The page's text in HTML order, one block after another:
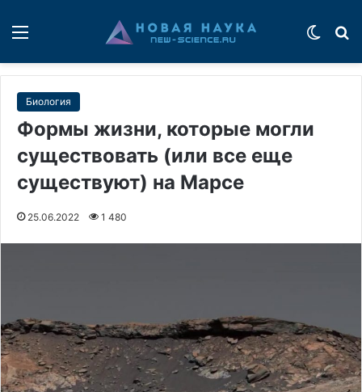
Биология
Формы жизни, которые могли
существовать (или все еще
существуют) на Марсе
25.06.2022 1 480